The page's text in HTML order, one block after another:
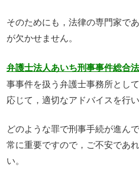
そのためにも，法律の専門家で
が欠かせません。
弁護士法人あいち刑事事件総合
事事件を扱う弁護士事務所とし
応じて，適切なアドバイスを行い
どのような罪で刑事手続が進ん
常に重要ですので，ご不安であ
い。